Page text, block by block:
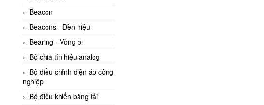
Acey
ACOEM Vietnam
ADCA Vietnam
ADFweb Vietnam
Adler Vietnam
Ados Vietnam
Advanced Energy Vietnam
Beacon
Beacons - Đèn hiệu
Bearing - Vòng bi
Bộ chia tín hiệu analog
Bộ điều chỉnh điện áp công
nghiệp
Bộ điều khiển băng tải